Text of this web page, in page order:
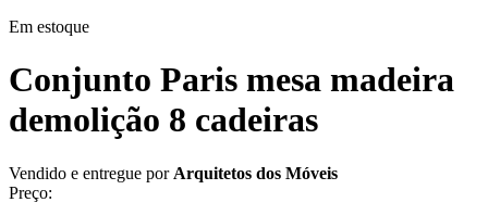
Em estoque
Conjunto Paris mesa madeira
demolição 8 cadeiras
Vendido e entregue por Arquitetos dos Móveis
Preço: